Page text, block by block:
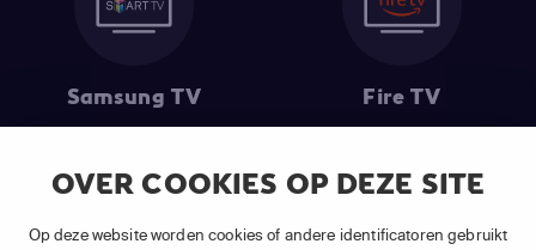
OVER COOKIES OP DEZE SITE
Op deze website worden cookies of andere identificatoren gebruikt
Samsung TV Fire TV
(1) De eerste 30 dagen gratis: Geldig op alle nieuwe abonnementen